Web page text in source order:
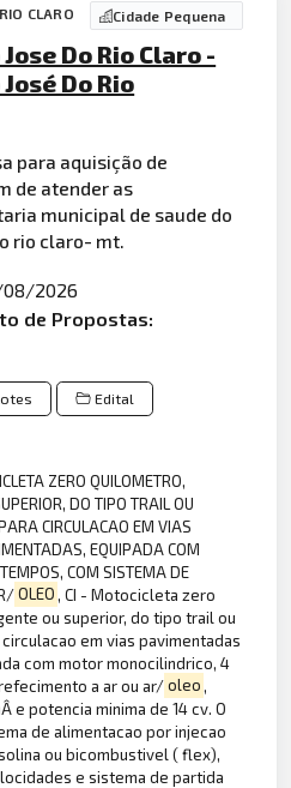
CLARO Cidade Pequena
Do Rio Claro -
Do Rio
para aquisição de
de atender as
municipal de saude do
rio claro- mt.
08/2026
de Propostas:
Edital
ZERO QUILOMETRO,
DO TIPO TRAIL OU
CIRCULACAO EM VIAS
EQUIPADA COM
COM SISTEMA DE
OLEO, CI - Motocicleta zero
ou superior, do tipo trail ou
em vias pavimentadas
com motor monocilindrico, 4
a ar ou ar/oleo,
e potencia minima de 14 cv. O
de alimentacao por injecao
ou bicombustivel ( flex),
e sistema de partida